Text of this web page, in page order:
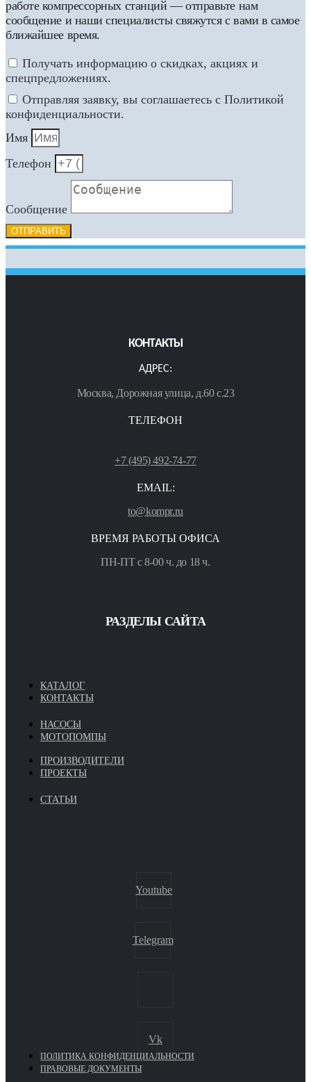
работе компрессорных станций — отправьте нам
сообщение и наши специалисты свяжутся с вами в самое
ближайшее время.
Получать информацию о скидках, акциях и
спецпредложениях.
Отправляя заявку, вы соглашаетесь с Политикой
конфиденциальности.
Имя
Телефон
Сообщение
ОТПРАВИТЬ
КОНТАКТЫ
АДРЕС:
Москва, Дорожная улица, д.60 с.23
ТЕЛЕФОН
+7 (495) 492-74-77
EMAIL:
to@kompr.ru
ВРЕМЯ РАБОТЫ ОФИСА
ПН-ПТ с 8-00 ч. до 18 ч.
РАЗДЕЛЫ САЙТА
КАТАЛОГ
КОНТАКТЫ
НАСОСЫ
МОТОПОМПЫ
ПРОИЗВОДИТЕЛИ
ПРОЕКТЫ
СТАТЬИ
Youtube
Telegram
Vk
ПОЛИТИКА КОНФИДЕНЦИАЛЬНОСТИ
ПРАВОВЫЕ ДОКУМЕНТЫ